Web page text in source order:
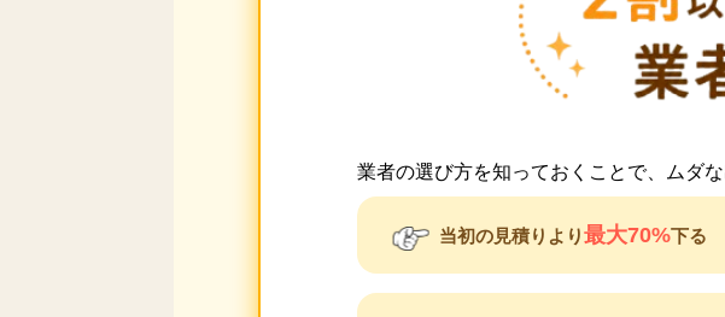
業者の選び方を知っておくことで、ムダ
当初の見積りより最大70%下る